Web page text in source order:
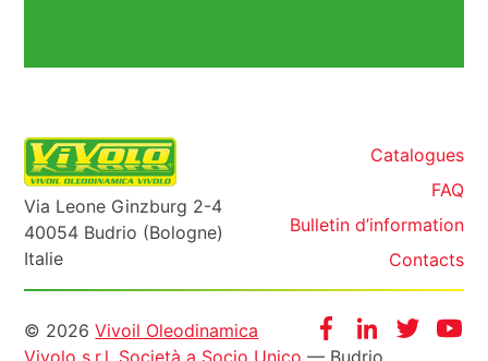
Via Leone Ginzburg 2-4
40054 Budrio (Bologne)
Italie
Catalogues
FAQ
Bulletin d’information
Contacts
FacebookInstagram
Twitter
Informazioni
© 2026Vivoil Oleodinamica
Vivolo s.r.l. Società a Socio Unico — Budrio